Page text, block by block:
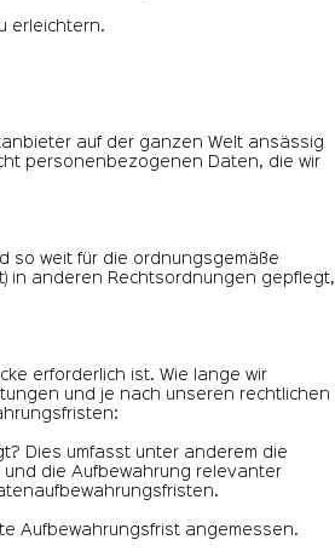
erleichtern.
auf der ganzen Welt ansässig
personenbezogenen Daten, die wir
so weit für die ordnungsgemäße
in anderen Rechtsordnungen gepflegt,
erforderlich ist. Wie lange wir
und je nach unseren rechtlichen
Dies umfasst unter anderem die
die Aufbewahrung relevanter
Aufbewahrungsfrist angemessen.